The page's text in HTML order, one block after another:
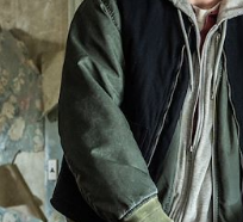
PARKEREN